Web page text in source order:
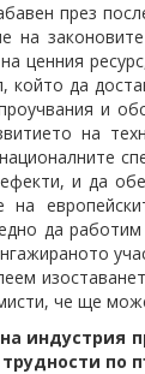
през
на
ценния
който да
и
на
и да
на
да
че ще
индустрия
по